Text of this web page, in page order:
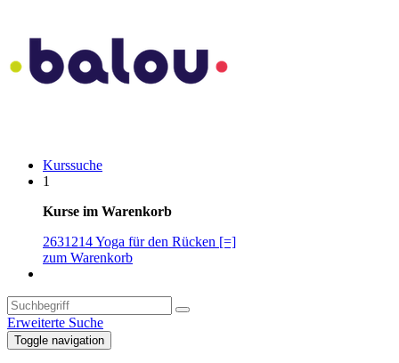
Kurssuche
1
Kurse im Warenkorb
2631214 Yoga für den Rücken [=]
zum Warenkorb
Erweiterte Suche
Toggle navigation